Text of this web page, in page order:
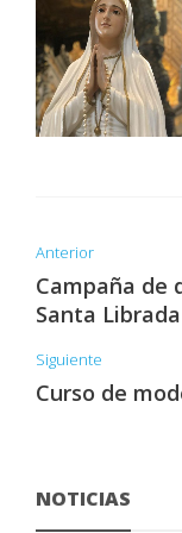
Anterior
Campaña de
Santa Librada
Siguiente
Curso de
NOTICIAS